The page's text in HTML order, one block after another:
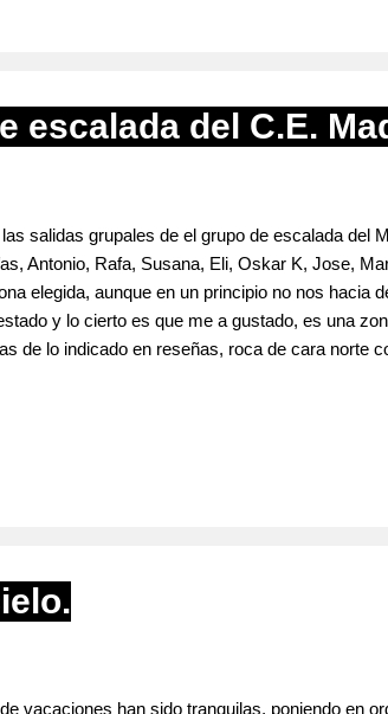
escalada del C.E.
salidas grupales de el grupo de escalada del
Antonio, Rafa, Susana, Eli, Oskar K, Jose,
elegida, aunque en un principio no nos hacia
y lo cierto es que me a gustado, es una
de lo indicado en reseñas, roca de cara norte
vacaciones han sido tranquilas, poniendo en